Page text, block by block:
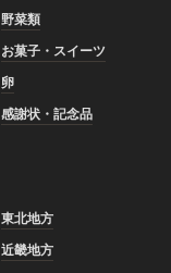
野菜類
お菓子・スイーツ
卵
感謝状・記念品
東北地方
近畿地方